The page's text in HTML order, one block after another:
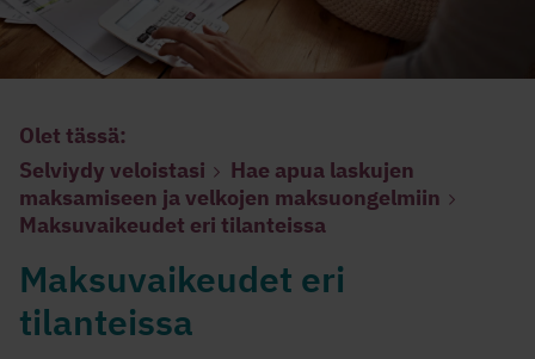
Olet tässä:
Selviydy veloistasi
Hae apua laskujen
maksamiseen ja velkojen maksuongelmiin
Maksuvaikeudet eri tilanteissa
Maksuvaikeudet eri
tilanteissa